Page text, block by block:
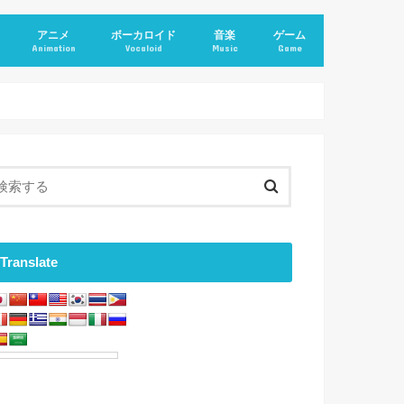
アニメ
Animation
ボーカロイド
Vocaloid
音楽
Music
ゲーム
Game
Translate